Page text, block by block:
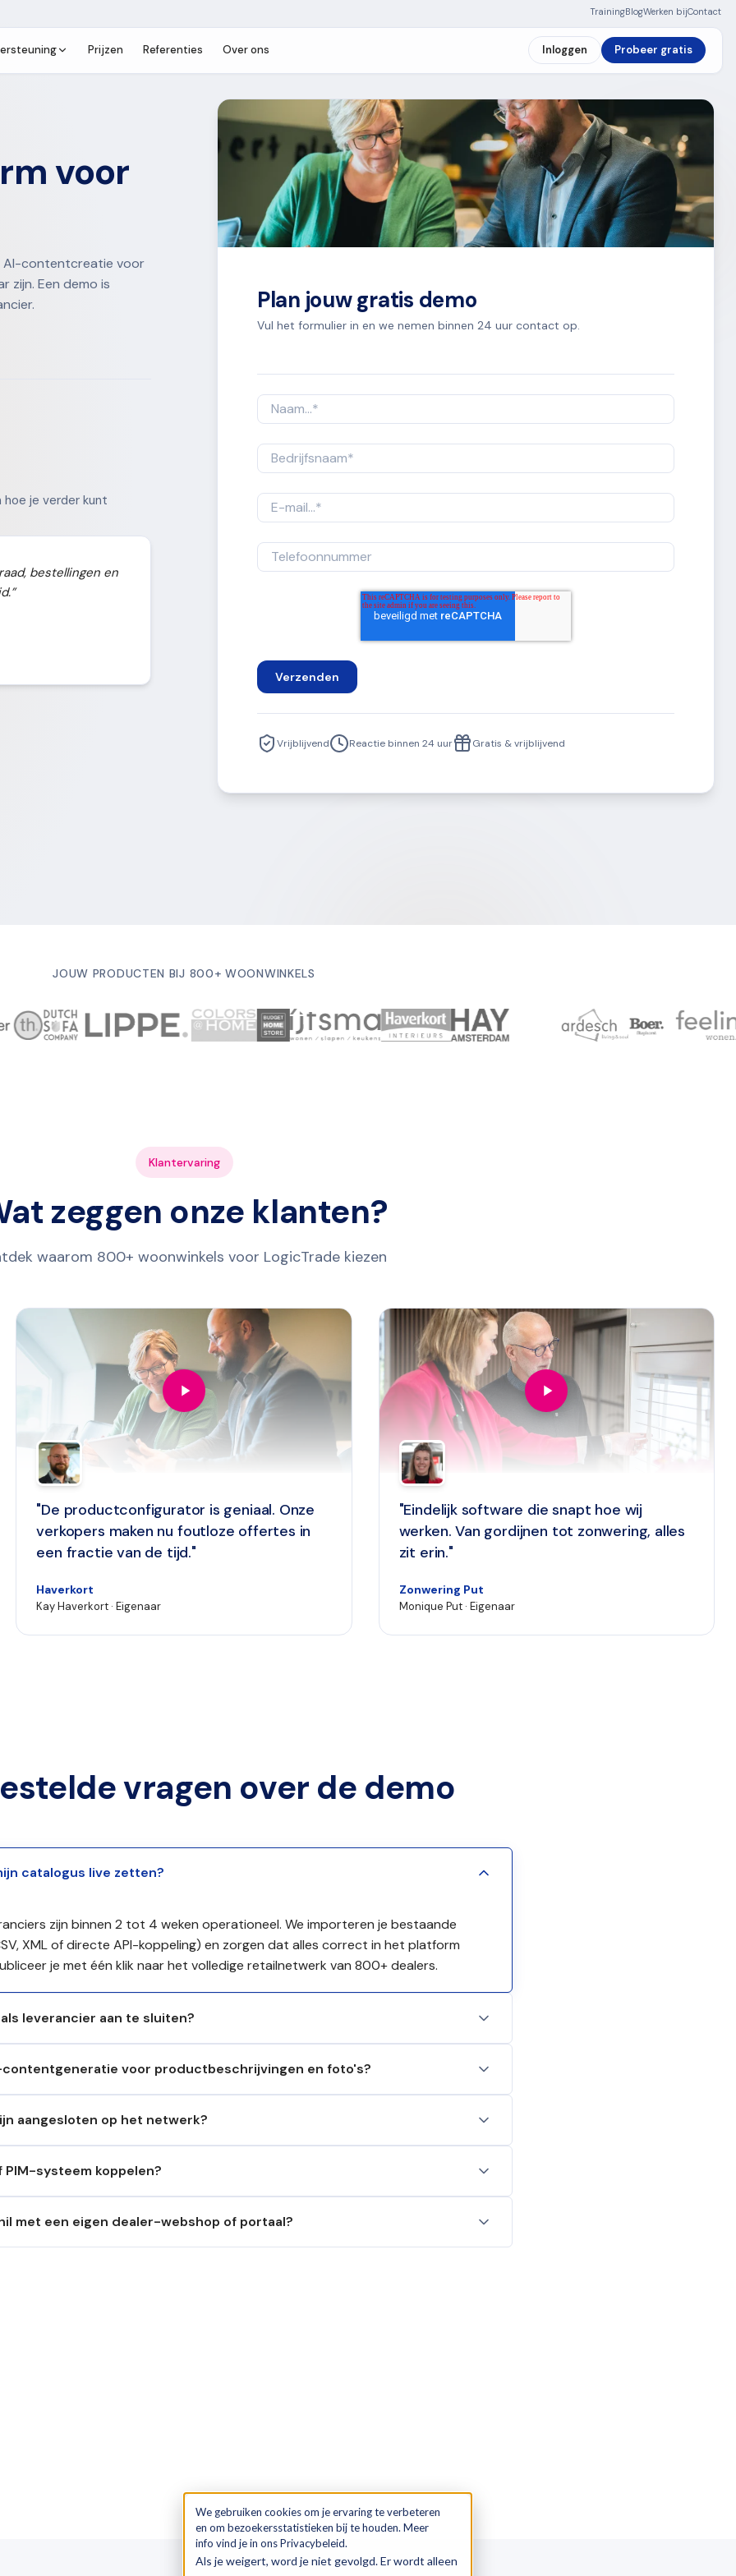
We gebruiken cookies om je ervaring te verbeteren
en om bezoekersstatistieken bij te houden. Meer
info vind je in ons Privacybeleid.
Als je weigert, word je niet gevolgd. Er wordt alleen
TrainingBlogWerken bijContact
Prijzen Referenties Over ons Inloggen Probeer gratis
voor
AI-contentcreatie voor
zijn. Een demo is
je verder kunt
bestellingen en
Plan jouw gratis demo
Vul het formulier in en we nemen binnen 24 uur contact op.
Vrijblijvend Reactie binnen 24 uur Gratis & vrijblijvend
JOUW PRODUCTEN BIJ 800+ WOONWINKELS
Klantervaring
zeggen onze klanten?
waarom 800+ woonwinkels voor LogicTrade kiezen
"De productconfigurator is geniaal. Onze
verkopers maken nu foutloze offertes in
een fractie van de tijd."
Haverkort
Kay Haverkort · Eigenaar
"Eindelijk software die snapt hoe wij
werken. Van gordijnen tot zonwering, alles
zit erin."
Zonwering Put
Monique Put · Eigenaar
vragen over de demo
catalogus live zetten?
zijn binnen 2 tot 4 weken operationeel. We importeren je bestaande
XML of directe API-koppeling) en zorgen dat alles correct in het platform
je met één klik naar het volledige retailnetwerk van 800+ dealers.
leverancier aan te sluiten?
voor productbeschrijvingen en foto's?
aangesloten op het netwerk?
PIM-systeem koppelen?
met een eigen dealer-webshop of portaal?